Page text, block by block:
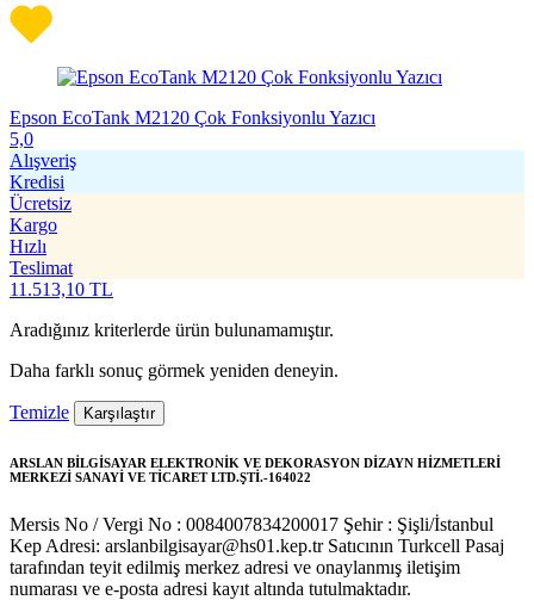
Epson EcoTank M2120 Çok Fonksiyonlu Yazıcı
5,0
Alışveriş
Kredisi
Ücretsiz
Kargo
Hızlı
Teslimat
11.513,10 TL
Aradığınız kriterlerde ürün bulunamamıştır.
Daha farklı sonuç görmek yeniden deneyin.
Temizle Karşılaştır
ARSLAN BİLGİSAYAR ELEKTRONİK VE DEKORASYON DİZAYN HİZMETLERİ
MERKEZİ SANAYİ VE TİCARET LTD.ŞTİ.-164022
Mersis No / Vergi No : 0084007834200017 Şehir : Şişli/İstanbul
Kep Adresi: arslanbilgisayar@hs01.kep.tr Satıcının Turkcell Pasaj
tarafından teyit edilmiş merkez adresi ve onaylanmış iletişim
numarası ve e-posta adresi kayıt altında tutulmaktadır.